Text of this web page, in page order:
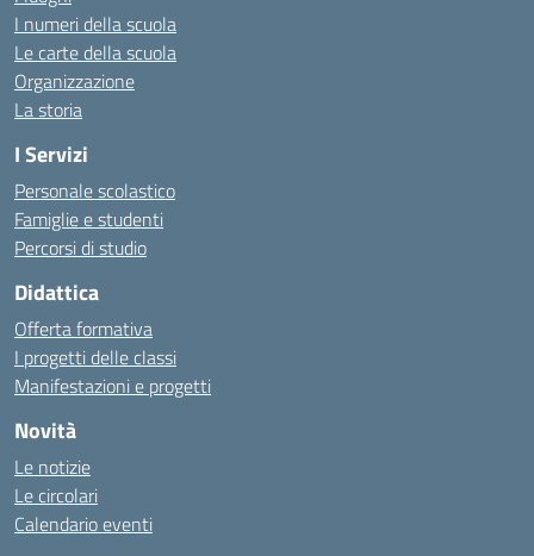
I numeri della scuola
Le carte della scuola
Organizzazione
La storia
I Servizi
Personale scolastico
Famiglie e studenti
Percorsi di studio
Didattica
Offerta formativa
I progetti delle classi
Manifestazioni e progetti
Novità
Le notizie
Le circolari
Calendario eventi